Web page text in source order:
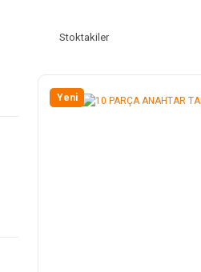
Stoktakiler
Yeni